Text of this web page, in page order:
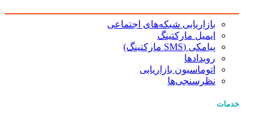
بازاریابی شبکه‌های اجتماعی
ایمیل مارکتینگ
پیامکی (SMS مارکتینگ)
رویدادها
اتوماسیون بازاریابی
نظرسنجی‌ها
خدمات